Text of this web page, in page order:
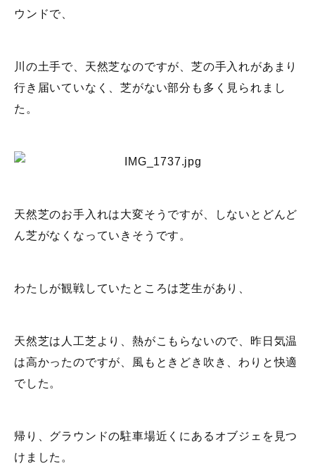
ウンドで、
川の土手で、天然芝なのですが、芝の手入れがあまり
行き届いていなく、芝がない部分も多く見られまし
た。
天然芝のお手入れは大変そうですが、しないとどんど
ん芝がなくなっていきそうです。
わたしが観戦していたところは芝生があり、
天然芝は人工芝より、熱がこもらないので、昨日気温
は高かったのですが、風もときどき吹き、わりと快適
でした。
帰り、グラウンドの駐車場近くにあるオブジェを見つ
けました。